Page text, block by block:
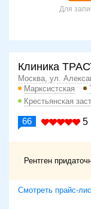
Для
Клиника
Москва, ул.
Марксистская
Крестьянская
66 5
Рентген
Смотреть прайс-